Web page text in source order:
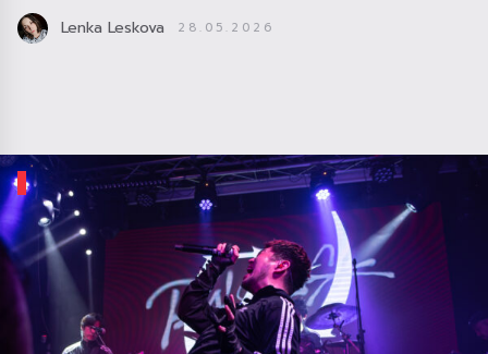
Lenka Leskova 28.05.2026